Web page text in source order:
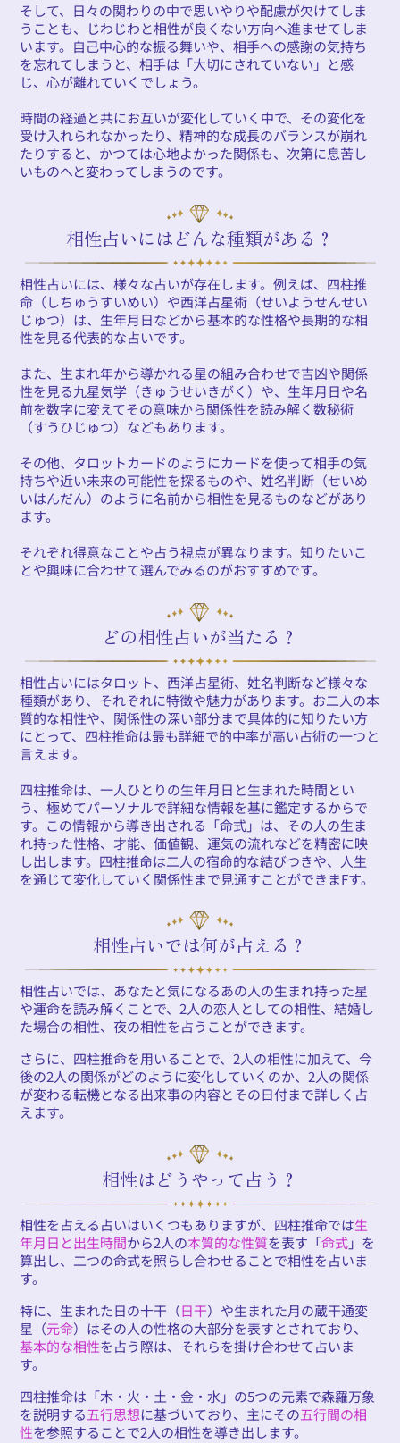
そして、日々の関わりの中で思いやりや配慮が欠けてしま
うことも、じわじわと相性が良くない方向へ進ませてしま
います。自己中心的な振る舞いや、相手への感謝の気持ち
を忘れてしまうと、相手は「大切にされていない」と感
じ、心が離れていくでしょう。
時間の経過と共にお互いが変化していく中で、その変化を
受け入れられなかったり、精神的な成長のバランスが崩れ
たりすると、かつては心地よかった関係も、次第に息苦し
いものへと変わってしまうのです。
相性占いにはどんな種類がある？
相性占いには、様々な占いが存在します。例えば、四柱推
命（しちゅうすいめい）や西洋占星術（せいようせんせい
じゅつ）は、生年月日などから基本的な性格や長期的な相
性を見る代表的な占いです。
また、生まれ年から導かれる星の組み合わせで吉凶や関係
性を見る九星気学（きゅうせいきがく）や、生年月日や名
前を数字に変えてその意味から関係性を読み解く数秘術
（すうひじゅつ）などもあります。
その他、タロットカードのようにカードを使って相手の気
持ちや近い未来の可能性を探るものや、姓名判断（せいめ
いはんだん）のように名前から相性を見るものなどがあり
ます。
それぞれ得意なことや占う視点が異なります。知りたいこ
とや興味に合わせて選んでみるのがおすすめです。
どの相性占いが当たる？
相性占いにはタロット、西洋占星術、姓名判断など様々な
種類があり、それぞれに特徴や魅力があります。お二人の本
質的な相性や、関係性の深い部分まで具体的に知りたい方
にとって、四柱推命は最も詳細で的中率が高い占術の一つと
言えます。
四柱推命は、一人ひとりの生年月日と生まれた時間とい
う、極めてパーソナルで詳細な情報を基に鑑定するからで
す。この情報から導き出される「命式」は、その人の生ま
れ持った性格、才能、価値観、運気の流れなどを精密に映
し出します。四柱推命は二人の宿命的な結びつきや、人生
を通じて変化していく関係性まで見通すことができまFす。
相性占いでは何が占える？
相性占いでは、あなたと気になるあの人の生まれ持った星
や運命を読み解くことで、2人の恋人としての相性、結婚し
た場合の相性、夜の相性を占うことができます。
さらに、四柱推命を用いることで、2人の相性に加えて、今
後の2人の関係がどのように変化していくのか、2人の関係
が変わる転機となる出来事の内容とその日付まで詳しく占
えます。
相性はどうやって占う？
相性を占える占いはいくつもありますが、四柱推命では生
年月日と出生時間から2人の本質的な性質を表す「命式」を
算出し、二つの命式を照らし合わせることで相性を占いま
す。
特に、生まれた日の十干（日干）や生まれた月の蔵干通変
星（元命）はその人の性格の大部分を表すとされており、
基本的な相性を占う際は、それらを掛け合わせて占いま
す。
四柱推命は「木・火・土・金・水」の5つの元素で森羅万象
を説明する五行思想に基づいており、主にその五行間の相
性を参照することで2人の相性を導き出します。